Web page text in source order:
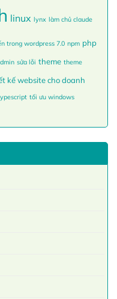
linux lynx làm chủ claude
trong wordpress 7.0 npm php
sửa lỗi theme theme
kế website cho doanh
tối ưu windows